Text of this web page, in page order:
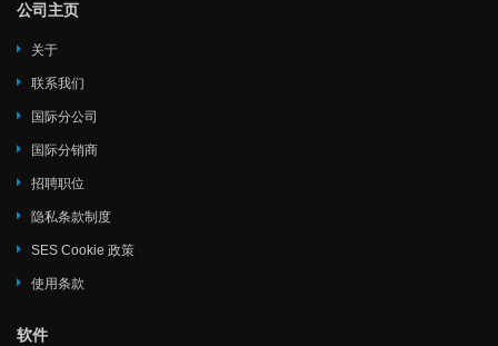
公司主页
关于
联系我们
国际分公司
国际分销商
招聘职位
隐私条款制度
SES Cookie 政策
使用条款
软件